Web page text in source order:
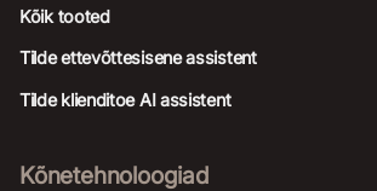
Kõik tooted
Tilde ettevõttesisene assistent
Tilde klienditoe AI assistent
Kõnetehnoloogiad